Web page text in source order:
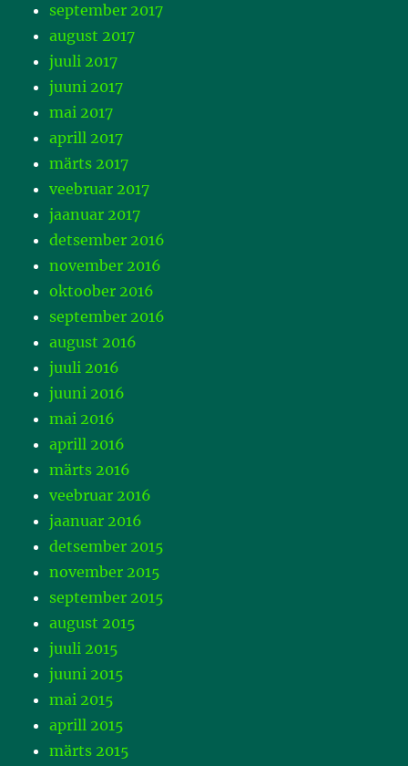
september 2017
august 2017
juuli 2017
juuni 2017
mai 2017
aprill 2017
märts 2017
veebruar 2017
jaanuar 2017
detsember 2016
november 2016
oktoober 2016
september 2016
august 2016
juuli 2016
juuni 2016
mai 2016
aprill 2016
märts 2016
veebruar 2016
jaanuar 2016
detsember 2015
november 2015
september 2015
august 2015
juuli 2015
juuni 2015
mai 2015
aprill 2015
märts 2015